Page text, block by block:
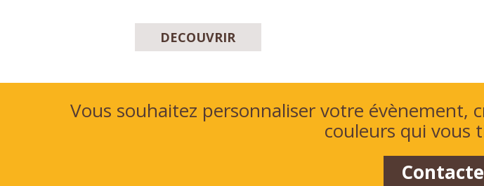
DECOUVRIR
Vous souhaitez personnaliser votre évènement,
couleurs qui vous